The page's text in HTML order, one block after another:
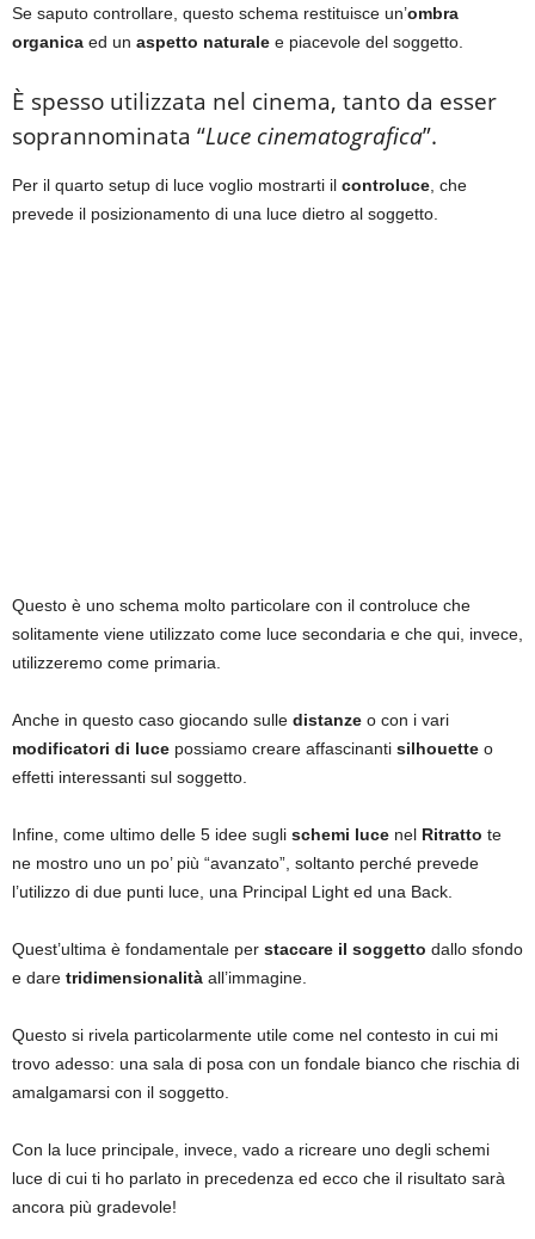
Se saputo controllare, questo schema restituisce un’ombra
organica ed un aspetto naturale e piacevole del soggetto.
È spesso utilizzata nel cinema, tanto da esser
soprannominata “Luce cinematografica”.
Per il quarto setup di luce voglio mostrarti il controluce , che
prevede il posizionamento di una luce dietro al soggetto.
Questo è uno schema molto particolare con il controluce che
solitamente viene utilizzato come luce secondaria e che qui, invece,
utilizzeremo come primaria.
Anche in questo caso giocando sulle distanze o con i vari
modificatori di luce possiamo creare affascinanti silhouette o
effetti interessanti sul soggetto.
Infine, come ultimo delle 5 idee sugli schemi luce nel Ritratto te
ne mostro uno un po’ più “avanzato”, soltanto perché prevede
l’utilizzo di due punti luce, una Principal Light ed una Back.
Quest’ultima è fondamentale per staccare il soggetto dallo sfondo
e dare tridimensionalità all’immagine.
Questo si rivela particolarmente utile come nel contesto in cui mi
trovo adesso: una sala di posa con un fondale bianco che rischia di
amalgamarsi con il soggetto.
Con la luce principale, invece, vado a ricreare uno degli schemi
luce di cui ti ho parlato in precedenza ed ecco che il risultato sarà
ancora più gradevole!